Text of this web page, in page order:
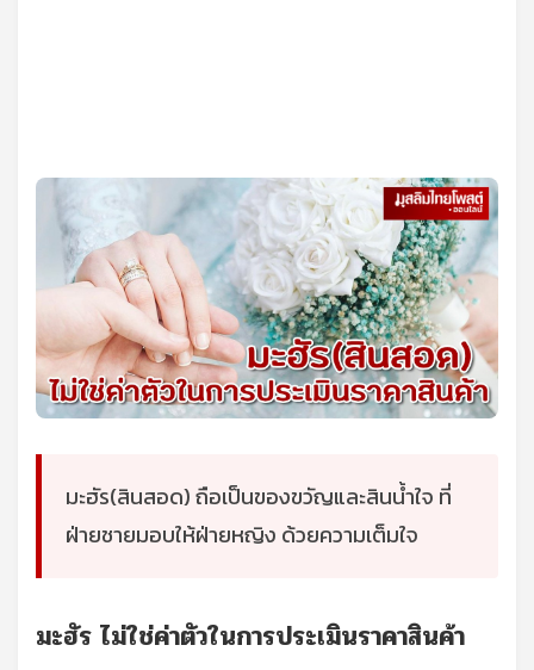
มะฮัร(สินสอด) ถือเป็นของขวัญและสินน้ำใจ ที่
ฝ่ายชายมอบให้ฝ่ายหญิง ด้วยความเต็มใจ
มะฮัร ไม่ใช่ค่าตัวในการประเมินราคาสินค้า